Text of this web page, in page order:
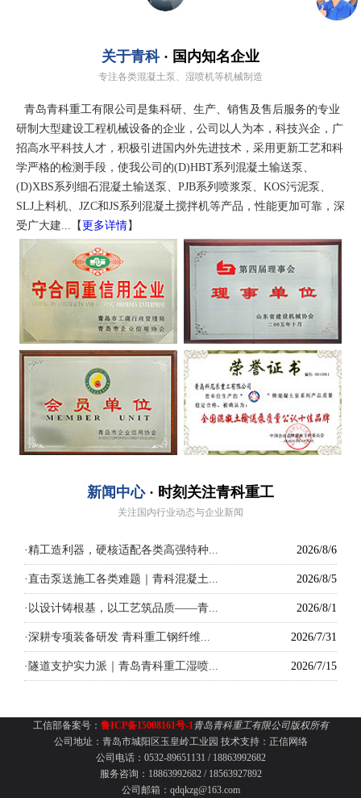
关于青科· 国内知名企业
专注各类混凝土泵、湿喷机等机械制造
青岛青科重工有限公司是集科研、生产、销售及售后服务的专业
研制大型建设工程机械设备的企业，公司以人为本，科技兴企，广
招高水平科技人才，积极引进国内外先进技术，采用更新工艺和科
学严格的检测手段，使我公司的(D)HBT系列混凝土输送泵、
(D)XBS系列细石混凝土输送泵、PJB系列喷浆泵、KOS污泥泵、
SLJ上料机、JZC和JS系列混凝土搅拌机等产品，性能更加可靠，深
受广大建...【 更多详情】
新闻中心· 时刻关注青科重工
关注国内行业动态与企业新闻
2026/8/6
·精工造利器，硬核适配各类高强特种...
2026/8/5
·直击泵送施工各类难题｜青科混凝土...
2026/8/1
· 以设计铸根基，以工艺筑品质——青...
2026/7/31
·深耕专项装备研发 青科重工钢纤维...
2026/7/15
· 隧道支护实力派｜青岛青科重工湿喷...
工信部备案号： 鲁ICP备15008161号-1青岛青科重工有限公司版权所有
公司地址：青岛市城阳区玉皇岭工业园 技术支持： 正信网络
公司电话：0532-89651131 / 18863992682
服务咨询：18863992682 / 18563927892
公司邮箱：qdqkzg@163.com